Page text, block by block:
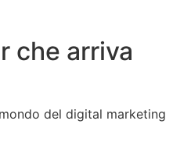
che arriva
del digital marketing